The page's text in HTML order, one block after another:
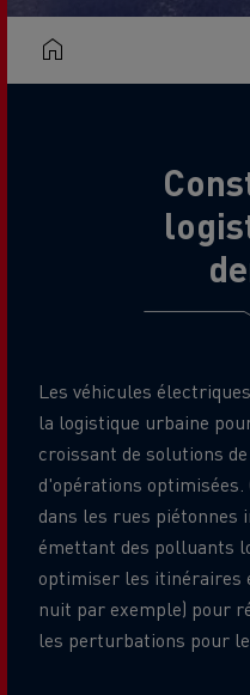
Les véhicules
la logistique urbaine
croissant de solutions
d'opérations
dans les rues piétonnes
émettant des polluants
optimiser les itinéraires
nuit par exemple) pour
les perturbations pour